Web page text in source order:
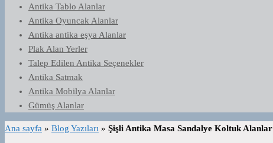
Antika Tablo Alanlar
Antika Oyuncak Alanlar
Antika antika eşya Alanlar
Plak Alan Yerler
Talep Edilen Antika Seçenekler
Antika Satmak
Antika Mobilya Alanlar
Gümüş Alanlar
Ana sayfa » Blog Yazıları » Şişli Antika Masa Sandalye Koltuk Alanlar